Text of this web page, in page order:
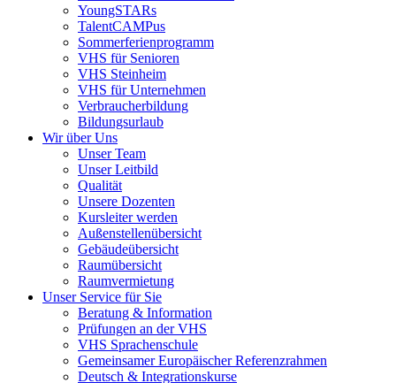
YoungSTARs
TalentCAMPus
Sommerferienprogramm
VHS für Senioren
VHS Steinheim
VHS für Unternehmen
Verbraucherbildung
Bildungsurlaub
Wir über Uns
Unser Team
Unser Leitbild
Qualität
Unsere Dozenten
Kursleiter werden
Außenstellenübersicht
Gebäudeübersicht
Raumübersicht
Raumvermietung
Unser Service für Sie
Beratung & Information
Prüfungen an der VHS
VHS Sprachenschule
Gemeinsamer Europäischer Referenzrahmen
Deutsch & Integrationskurse